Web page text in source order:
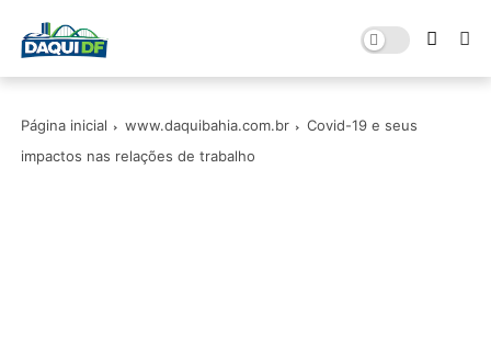
Página inicial www.daquibahia.com.br
Covid-19 e seus
impactos nas relações de trabalho